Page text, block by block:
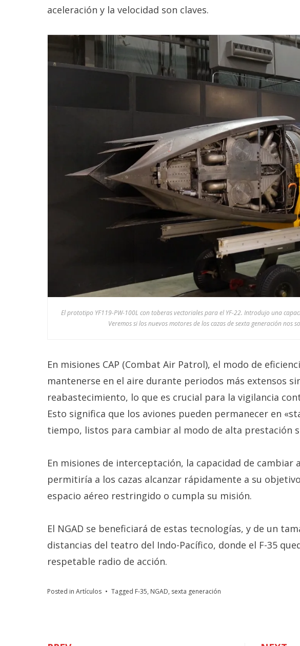
aceleración y la velocidad son claves.
El prototipo YF119-PW-100L con toberas vectoriales para el YF-22. Introdujo una
Veremos si los nuevos motores de los cazas de sexta generación nos
En misiones CAP (Combat Air Patrol), el modo de
mantenerse en el aire durante periodos más extensos
reabastecimiento, lo que es crucial para la vigilancia
Esto significa que los aviones pueden permanecer en
tiempo, listos para cambiar al modo de alta prestación
En misiones de interceptación, la capacidad de cambiar
permitiría a los cazas alcanzar rápidamente a su
espacio aéreo restringido o cumpla su misión.
El NGAD se beneficiará de estas tecnologías, y de un
distancias del teatro del Indo-Pacífico, donde el F-35
respetable radio de acción.
Posted in Artículos Tagged F-35, NGAD, sexta generación